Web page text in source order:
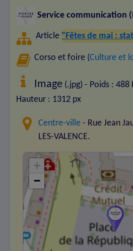
Service communication
Article "Fêtes de mai :
Corso et foire (Culture et
Image (.jpg) - Poids : 488
Hauteur : 1312 px
Centre-ville - Rue Jean
LES-VALENCE.
+
−